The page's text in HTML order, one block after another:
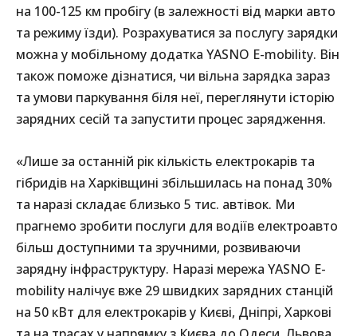
на 100-125 км пробігу (в залежності від марки авто
та режиму їзди). Розрахуватися за послугу зарядки
можна у мобільному додатка YASNO E-mobility. Він
також поможе дізнатися, чи вільна зарядка зараз
та умови паркування біля неї, переглянути історію
зарядних сесій та запустити процес зарядження.
«Лише за останній рік кількість електрокарів та
гібридів на Харківщині збільшилась на понад 30%
та наразі складає близько 5 тис. автівок. Ми
прагнемо зробити послуги для водіїв електроавто
більш доступними та зручними, розвиваючи
зарядну інфраструктуру. Наразі мережа YASNO E-
mobility налічує вже 29 швидких зарядних станцій
на 50 кВт для електрокарів у Києві, Дніпрі, Харкові